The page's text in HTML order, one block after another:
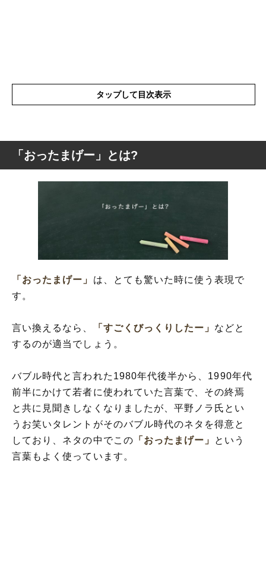
タップして目次表示
「おったまげー」とは?
「おったまげー」とは?
「おったまげー」 は、とても驚いた時に使う表現で
す。
言い換えるなら、 「すごくびっくりしたー」 などと
するのが適当でしょう。
バブル時代と言われた1980年代後半から、1990年代
前半にかけて若者に使われていた言葉で、その終焉
と共に見聞きしなくなりましたが、平野ノラ氏とい
うお笑いタレントがそのバブル時代のネタを得意と
しており、ネタの中でこの 「おったまげー」 という
言葉もよく使っています。